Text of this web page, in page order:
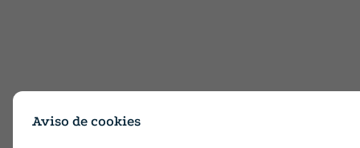
Aviso de cookies